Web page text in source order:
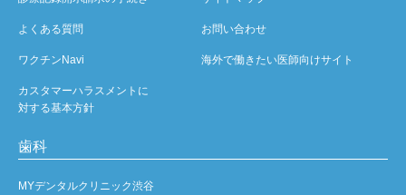
よくある質問 お問い合わせ
ワクチンNavi 海外で働きたい医師向けサイト
カスタマーハラスメントに
対する基本方針
歯科
MYデンタルクリニック渋谷